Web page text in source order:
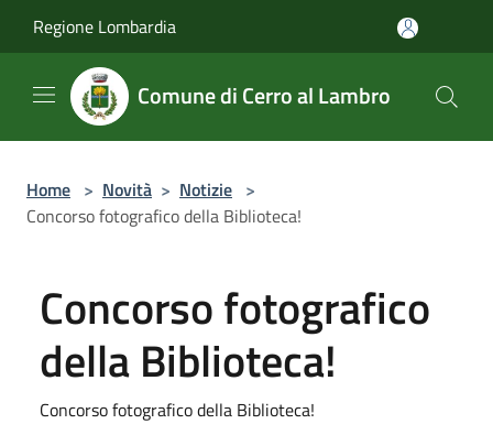
Regione Lombardia
Comune di Cerro al Lambro
Home > Novità > Notizie >
Concorso fotografico della Biblioteca!
Concorso fotografico
della Biblioteca!
Concorso fotografico della Biblioteca!